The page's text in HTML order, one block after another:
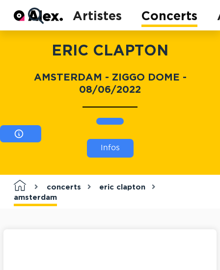
Artistes Concerts
Concerts
Artistes
ERIC CLAPTON
AMSTERDAM - ZIGGO DOME -
08/06/2022
Infos
concerts
eric clapton
amsterdam